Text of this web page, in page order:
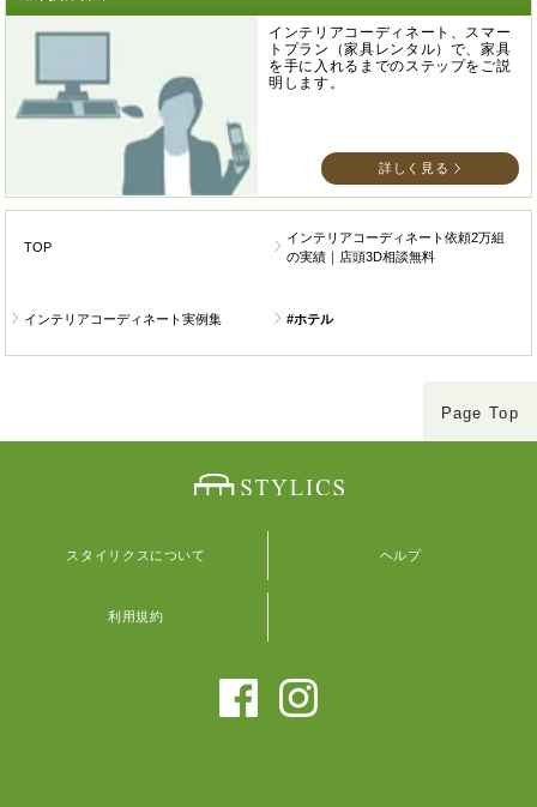
インテリアコーディネート、スマー
トプラン（家具レンタル）で、家具
を手に入れるまでのステップをご説
明します。
詳しく見る
TOP
インテリアコーディネート依頼2万組
の実績｜店頭3D相談無料
インテリアコーディネート実例集 #ホテル
Page Top
スタイリクスについて ヘルプ
利用規約